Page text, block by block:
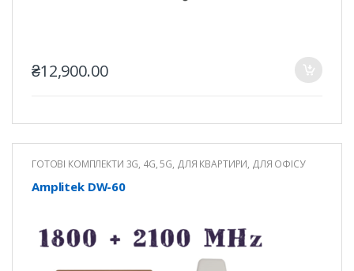
₴12,900.00
ГОТОВІ КОМПЛЕКТИ 3G, 4G, 5G, ДЛЯ КВАРТИРИ, ДЛЯ ОФІСУ
Amplitek DW-60